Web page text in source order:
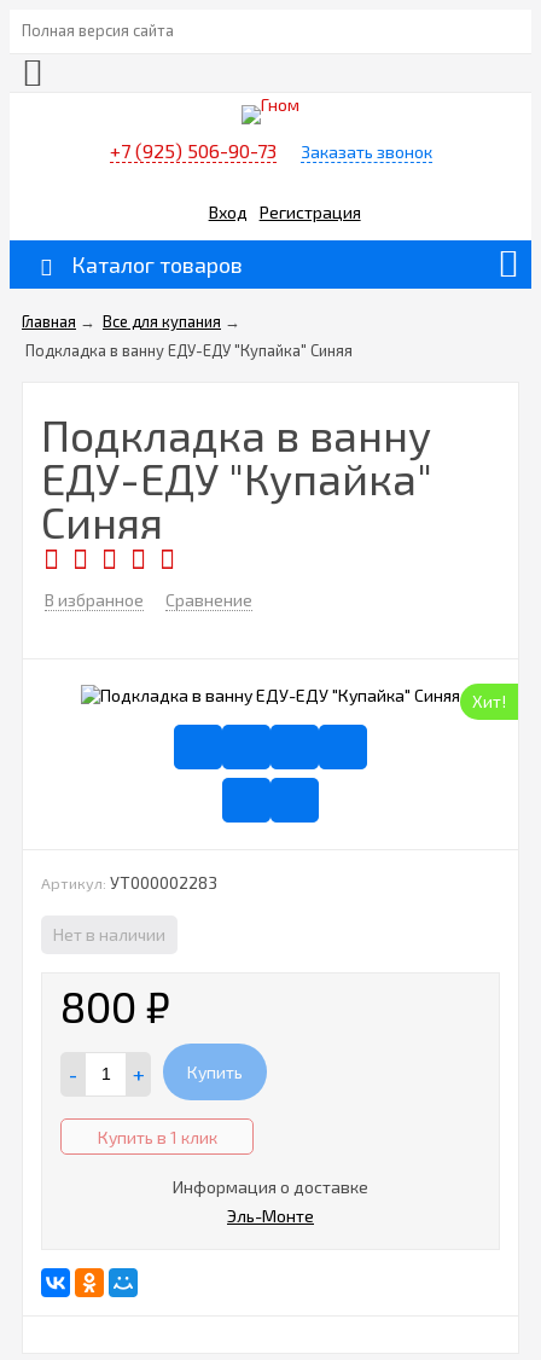
Полная версия сайта
+7 (925) 506-90-73 Заказать звонок
Вход Регистрация
Каталог товаров
Главная → Все для купания →
Подкладка в ванну ЕДУ-ЕДУ "Купайка" Синяя
Подкладка в ванну
ЕДУ-ЕДУ "Купайка"
Синяя
В избранное Сравнение
Хит!
Артикул: УТ000002283
Нет в наличии
800 ₽
- + Купить
Купить в 1 клик
Информация о доставке
Эль-Монте